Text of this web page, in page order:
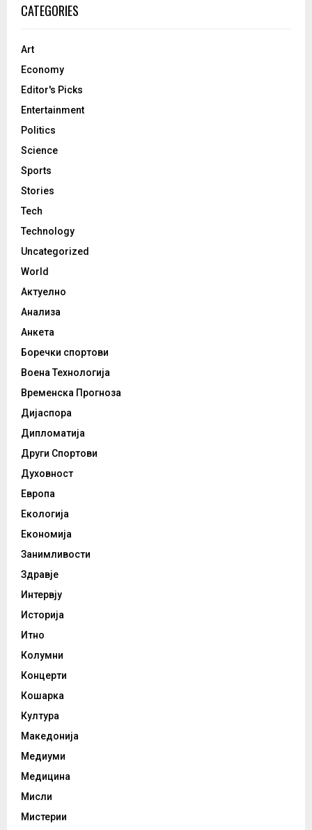
CATEGORIES
Art
Economy
Editor's Picks
Entertainment
Politics
Science
Sports
Stories
Tech
Technology
Uncategorized
World
Актуелно
Анализа
Анкета
Боречки спортови
Воена Технологија
Временска Прогноза
Дијаспора
Дипломатија
Други Спортови
Духовност
Европа
Екологија
Економија
Занимливости
Здравје
Интервју
Историја
Итно
Колумни
Концерти
Кошарка
Култура
Македонија
Медиуми
Медицина
Мисли
Мистерии